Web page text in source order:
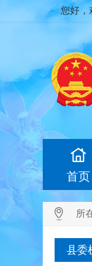
您好，
首页
所
县委